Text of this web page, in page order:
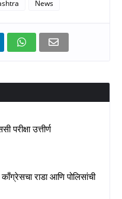
News
परीक्षा उत्तीर्ण
राडा आणि पोलिसांची